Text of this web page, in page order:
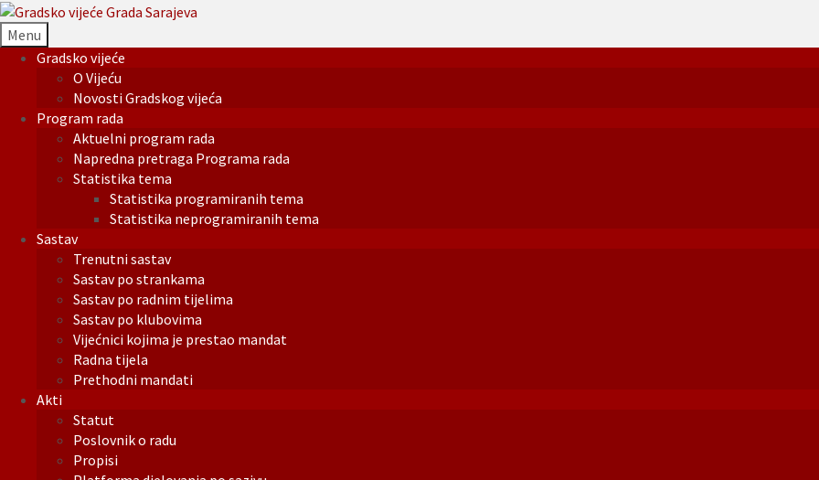
Menu
Gradsko vijeće
O Vijeću
Novosti Gradskog vijeća
Program rada
Aktuelni program rada
Napredna pretraga Programa rada
Statistika tema
Statistika programiranih tema
Statistika neprogramiranih tema
Sastav
Trenutni sastav
Sastav po strankama
Sastav po radnim tijelima
Sastav po klubovima
Vijećnici kojima je prestao mandat
Radna tijela
Prethodni mandati
Akti
Statut
Poslovnik o radu
Propisi